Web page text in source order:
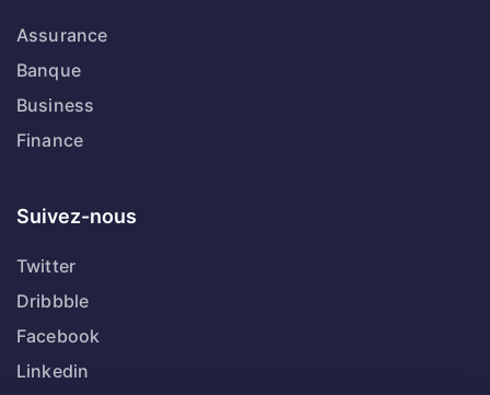
Assurance
Banque
Business
Finance
Suivez-nous
Twitter
Dribbble
Facebook
Linkedin